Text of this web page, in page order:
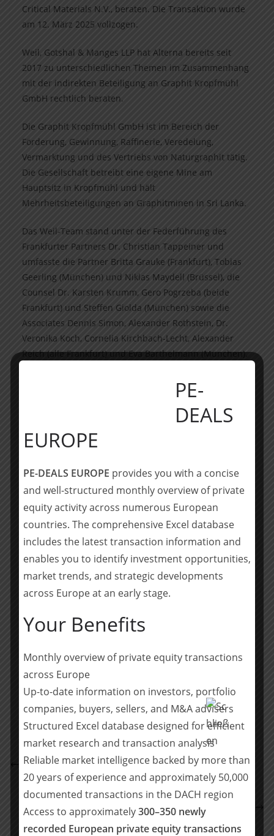
Critical Materials N.V., beraten. Die Transaktion wurde
am 12. März 2025 vollzogen.
Weil, Gotshal & Manges LLP hat Alterna bereits seit
2017 zu unterschiedlichen Themen im Zusammenhang
mit der indirekten Beteiligung an Graphit Kropfmühl
GmbH rechtlich beraten.
Die Graphit Kropfmühl GmbH ist im Bereich der
Förderung, Gewinnung, Raffinerie, Veredelung,
Vermarktung und des Vertriebs von Naturgraphit tätig.
Die Gesellschaft betreibt eine eigene Mine am
Hauptsitz in Kropfmühl und hält
Mehrheitsbeteiligungen an Graphitminen in Sri Lanka.
Das Weil-Team stand unter der Federführung des
Frankfurter Partners Dr. Christian Tappeiner und
umfasste die Partner Britta Grauke (Frankfurt), Tobias
Geerling (München) und Niklas Maydell (Brüssel), die
Counsel Dr. Karsten Krumm, Gero Pogrzeba (beide
Frankfurt) und Steffen Giolda (München) sowie die
Associates Dennis Simon, Alexander Rothstein, Dr.
Veronika Koch, Cornelia Kirchbach-Lecht, Alexander
Reich (alle Frankfurt) und Eva Barthelmann (München).
Weil, Gotshal & Manges ist eine internationale Kanzlei
in New York, Boston, Brüssel, Dallas, Frankfurt,
Hongkong, Houston, London, Los Angeles, Miami,
München, Paris, San Francisco, Washington, D.C. und im
Silicon Valley. In Deutschland ist die Sozietät mit zwei
Büros und rund 60 Anwälten/Steuerberatern in
Frankfurt und München vertreten. Hier liegt der Fokus
auf der spezialisierten Beratung nationaler und
internationaler Mandanten bei grenzüberschreitenden
Private Equity- und M&A-Transaktionen, hochkarätigen
und Finanzierungen sowie steuerrechtlicher
Teilen mit:
Teilen
Healthcare Holding Schweiz Acquires Effectum CH-
Rep (Switzerland)
POELLATH berät die Gesellschafter der Innovative
Building Technology GmbH bei Verkauf einer
Minderheitsbeteiligung an Cerralvo Capital
PE-
DEALS
EUROPE
PE-DEALS EUROPE provides you with a concise
and well-structured monthly overview of private
equity activity across numerous European
countries. The comprehensive Excel database
includes the latest transaction information and
enables you to identify investment opportunities,
market trends, and strategic developments
across Europe at an early stage.
Your Benefits
Monthly overview of private equity transactions
across Europe
Up-to-date information on investors, portfolio
companies, buyers, sellers, and M&A advisers
Structured Excel database designed for efficient
market research and transaction analysis
Reliable market intelligence backed by more than
20 years of experience and approximately 50,000
documented transactions in the DACH region
Access to approximately300–350 newly
recorded European private equity transactions